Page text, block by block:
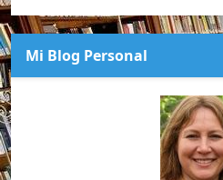
Mi Blog Personal